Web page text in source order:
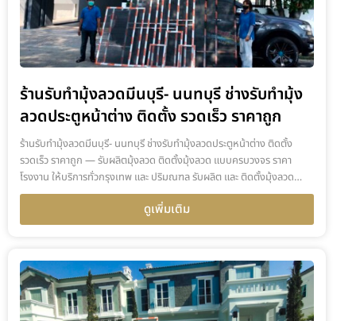
ร้านรับทำมุ้งลวดมีนบุรี- นนทบุรี ช่างรับทำมุ้ง
ลวดประตูหน้าต่าง ติดตั้ง รวดเร็ว ราคาถูก
ร้านรับทำมุ้งลวดมีนบุรี- นนทบุรี ช่างรับทำมุ้งลวดประตูหน้าต่าง ติดตั้ง
รวดเร็ว ราคาถูก — รับผลิตมุ้งลวด ติดตั้งมุ้งลวด แบบครบวงจร ราคา
โรงงาน ให้บริการทั่วกรุงเทพ และ ปริมณฑล รับผลิต และ ติดตั้งมุ้งลวด…
ดูเพิ่มเติม